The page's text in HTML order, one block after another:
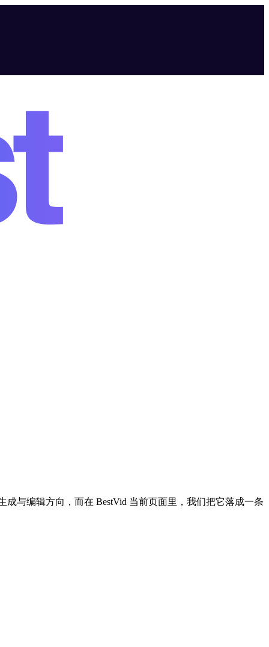
成与编辑方向，而在 BestVid 当前页面里，我们把它落成一条